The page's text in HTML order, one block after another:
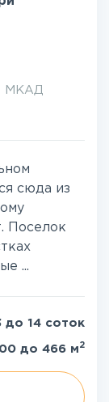
МКАД
сюда из
Поселок
...
до 14 соток
до 466 м 2